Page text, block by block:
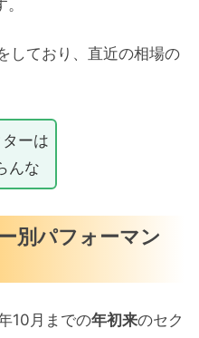
しており、直近の相場の
ーは
んな
別パフォーマン
10月までの年初来のセク